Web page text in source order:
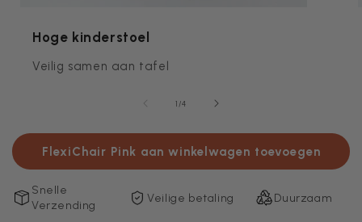
Hoge kinderstoel
Veilig samen aan tafel
1 /van
4
FlexiChair Pink aan winkelwagen toevoegen
Snelle
Verzending
Veilige betaling Duurzaam